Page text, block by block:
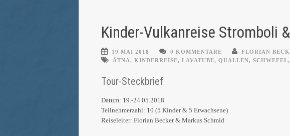
Kinder-Vulkanreise Stromboli
19 MAI 2018 0 KOMMENTARE
FLORIAN
ÄTNA, KINDERREISE, LAVATUBE, QUALLEN, SCHWEFEL,
Tour-Steckbrief
Datum: 19.-24.05.2018
Teilnehmerzahl: 10 (5 Kinder & 5 Erwachsene)
Reiseleiter: Florian Becker & Markus Schmid